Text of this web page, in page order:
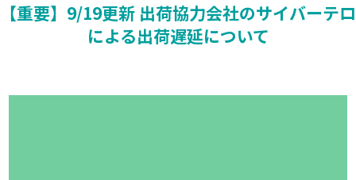
【重要】9/19更新 出荷協力会社のサイバーテロ
による出荷遅延について